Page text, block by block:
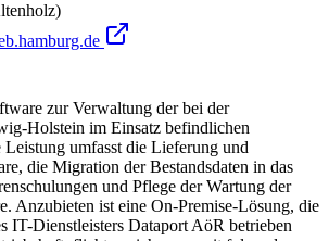
zur Verwaltung der bei der
Holstein im Einsatz befindlichen
Leistung umfasst die Lieferung und
die Migration der Bestandsdaten in das
und Pflege der Wartung der
Anzubieten ist eine On-Premise-Lösung, die
IT-Dienstleisters Dataport AöR betrieben